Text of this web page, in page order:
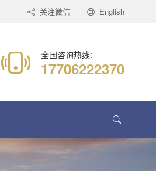
关注微信 English
全国咨询热线:
17706222370